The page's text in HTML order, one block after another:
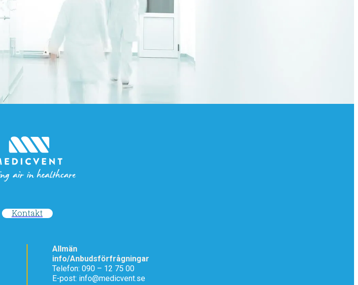
Kontakt
Allmän
info/Anbudsförfrågningar
Telefon: 090 – 12 75 00
E-post: info@medicvent.se